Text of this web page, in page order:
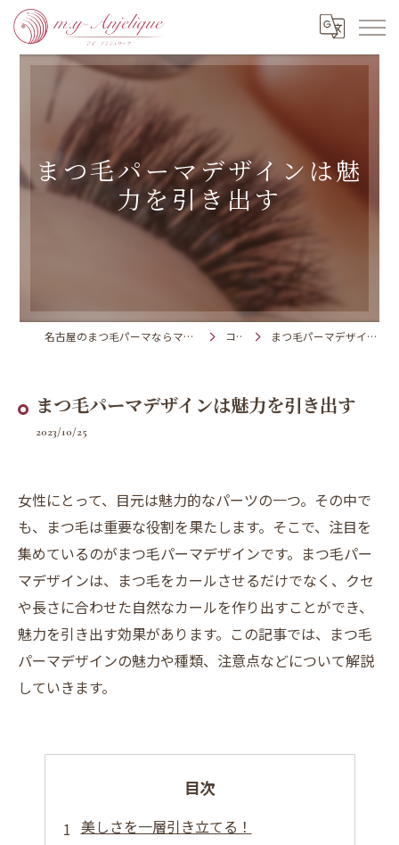
まつ毛パーマデザインは魅
力を引き出す
名古屋のまつ毛パーマならマイアンジェリーク株式会社 コラム まつ毛パーマデザインは魅力を引き出す
まつ毛パーマデザインは魅力を引き出す
2023/10/25
女性にとって、目元は魅力的なパーツの一つ。その中で
も、まつ毛は重要な役割を果たします。そこで、注目を
集めているのがまつ毛パーマデザインです。まつ毛パー
マデザインは、まつ毛をカールさせるだけでなく、クセ
や長さに合わせた自然なカールを作り出すことができ、
魅力を引き出す効果があります。この記事では、まつ毛
パーマデザインの魅力や種類、注意点などについて解説
していきます。
目次
美しさを一層引き立てる！